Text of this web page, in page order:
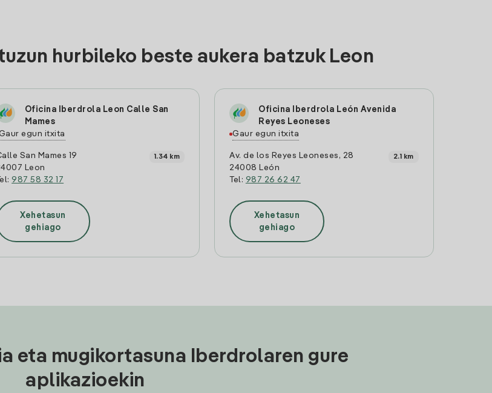
hurbileko beste aukera batzuk Leon
Oficina Iberdrola Leon Calle San
Mames
egun itxita
San Mames 19
Leon
Tel:987 58 32 17
1.34 km
Xehetasun
gehiago
Oficina Iberdrola León Avenida
Reyes Leoneses
Gaur egun itxita
Av. de los Reyes Leoneses, 28
24008 León
Tel: 987 26 62 47
2.1 km
Xehetasun
gehiago
eta mugikortasuna Iberdrolaren gure
aplikazioekin